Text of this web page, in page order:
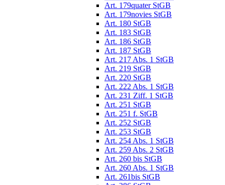
Art. 179quater StGB
Art. 179novies StGB
Art. 180 StGB
Art. 183 StGB
Art. 186 StGB
Art. 187 StGB
Art. 217 Abs. 1 StGB
Art. 219 StGB
Art. 220 StGB
Art. 222 Abs. 1 StGB
Art. 231 Ziff. 1 StGB
Art. 251 StGB
Art. 251 f. StGB
Art. 252 StGB
Art. 253 StGB
Art. 254 Abs. 1 StGB
Art. 259 Abs. 2 StGB
Art. 260 bis StGB
Art. 260 Abs. 1 StGB
Art. 261bis StGB